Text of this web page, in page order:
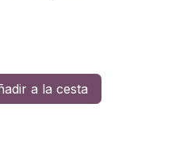
a la cesta